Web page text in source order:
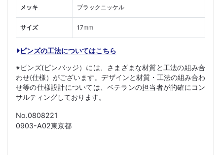
メッキ ブラックニッケル
サイズ 17mm
ピンズの工法についてはこちら
※ピンズ(ピンバッジ）には、さまざまな材質と工法の組み合
わせ(仕様）がございます。デザインと材質・工法の組み合わ
せ等の仕様設計については、ベテランの担当者が的確にコン
サルティングしております。
No.0808221
0903-A02東京都